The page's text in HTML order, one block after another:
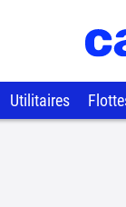
Utilitaires